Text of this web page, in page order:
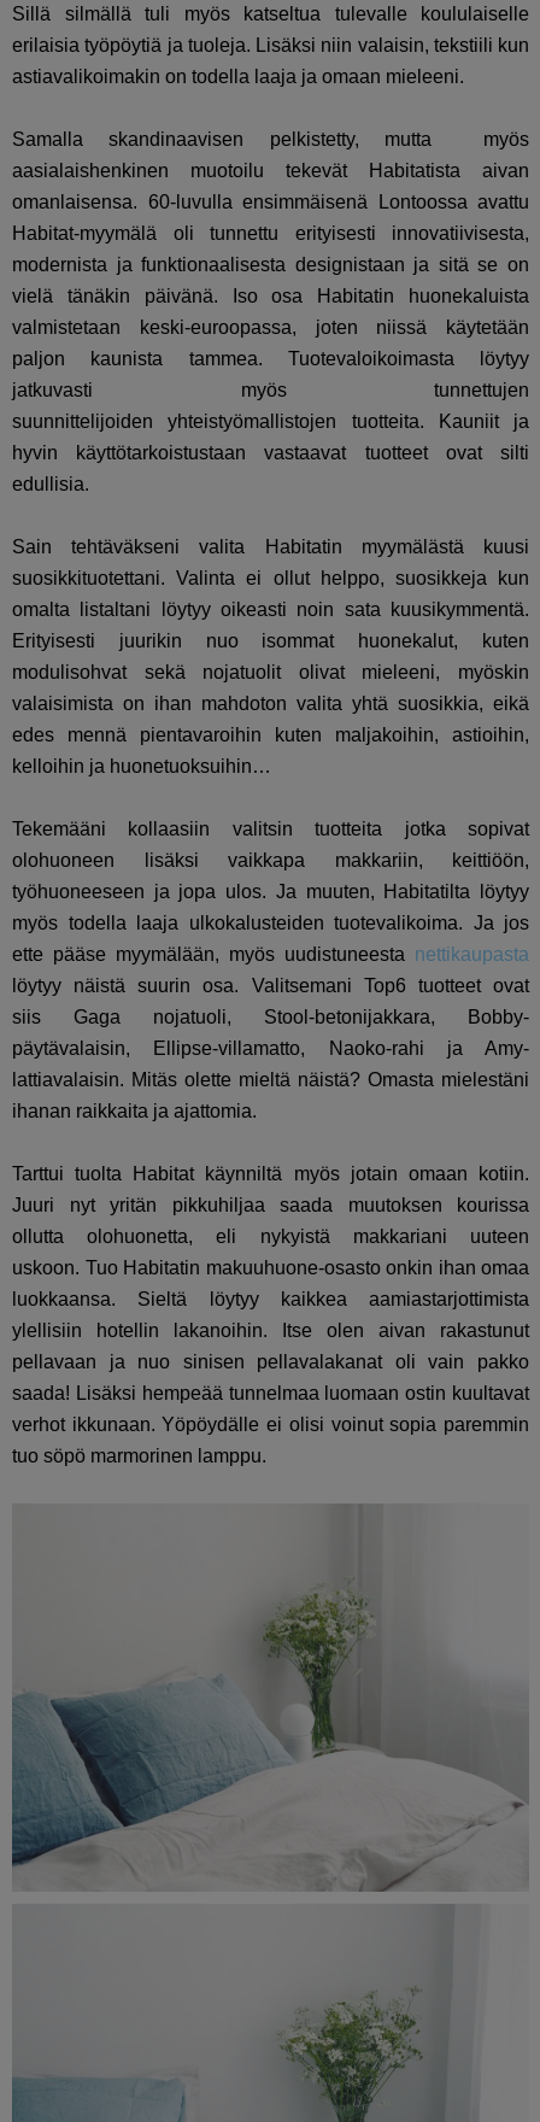
Sillä silmällä tuli myös katseltua tulevalle koululaiselle
erilaisia työpöytiä ja tuoleja. Lisäksi niin valaisin, tekstiili kun
astiavalikoimakin on todella laaja ja omaan mieleeni.
Samalla skandinaavisen pelkistetty, mutta myös
aasialaishenkinen muotoilu tekevät Habitatista aivan
omanlaisensa. 60-luvulla ensimmäisenä Lontoossa avattu
Habitat-myymälä olitunnettu erityisesti innovatiivisesta,
modernista ja funktionaalisesta designistaan ja sitä se on
vielä tänäkin päivänä. Iso osa Habitatin huonekaluista
valmistetaan keski-euroopassa, joten niissä käytetään
paljon kaunista tammea. Tuotevaloikoimasta löytyy
jatkuvasti myös tunnettujen
suunnittelijoiden yhteistyömallistojen tuotteita. Kauniit ja
hyvin käyttötarkoistustaan vastaavat tuotteet ovat silti
edullisia.
Sain tehtäväkseni valita Habitatin myymälästä kuusi
suosikkituotettani. Valinta ei ollut helppo, suosikkeja kun
omalta listaltani löytyy oikeasti noin sata kuusikymmentä.
Erityisesti juurikin nuo isommat huonekalut, kuten
modulisohvat sekä nojatuolit olivat mieleeni, myöskin
valaisimista on ihan mahdoton valita yhtä suosikkia, eikä
edes mennä pientavaroihin kuten maljakoihin, astioihin,
kelloihin ja huonetuoksuihin…
Tekemääni kollaasiin valitsin tuotteita jotka sopivat
olohuoneen lisäksi vaikkapa makkariin, keittiöön,
työhuoneeseen ja jopa ulos. Ja muuten, Habitatilta löytyy
myös todella laaja ulkokalusteiden tuotevalikoima. Ja jos
ette pääse myymälään, myös uudistuneesta nettikaupasta
löytyy näistä suurin osa. Valitsemani Top6 tuotteet ovat
siis Gaga nojatuoli, Stool-betonijakkara, Bobby-
päytävalaisin, Ellipse-villamatto, Naoko-rahi ja Amy-
lattiavalaisin. Mitäs olette mieltä näistä? Omasta mielestäni
ihanan raikkaita ja ajattomia.
Tarttui tuolta Habitat käynniltä myös jotain omaan kotiin.
Juuri nyt yritän pikkuhiljaa saada muutoksen kourissa
ollutta olohuonetta, eli nykyistä makkariani uuteen
uskoon. Tuo Habitatin makuuhuone-osasto onkin ihan omaa
luokkaansa. Sieltä löytyy kaikkea aamiastarjottimista
ylellisiin hotellin lakanoihin. Itse olen aivan rakastunut
pellavaan ja nuo sinisen pellavalakanat oli vain pakko
saada! Lisäksi hempeää tunnelmaa luomaan ostin kuultavat
verhot ikkunaan. Yöpöydälle ei olisi voinut sopia paremmin
tuo söpö marmorinen lamppu.